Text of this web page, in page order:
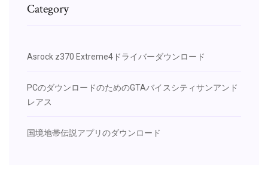
Category
Asrock z370 Extreme4ドライバーダウンロード
PCのダウンロードのためのGTAバイスシティサンアンド
レアス
国境地帯伝説アプリのダウンロード